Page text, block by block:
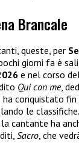
Brancale
queste, per
giorni fa è
e nel corso
Qui con me,
ha conquistato
le
cantante ha
Sacro , che